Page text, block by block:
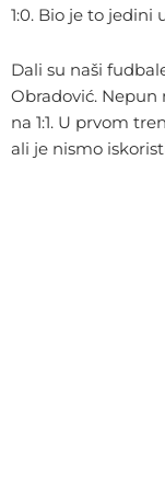
1:0. Bio je to jedini
Dali su naši
Obradović. Nepun
na 1:1. U prvom
ali je nismo